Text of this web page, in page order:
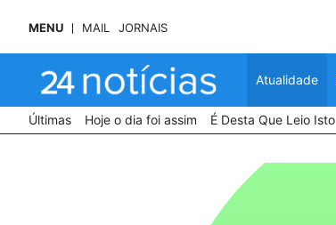
MENU MAIL JORNAIS
Atualidade
Últimas Hoje o dia foi assim É Desta Que Leio Isto